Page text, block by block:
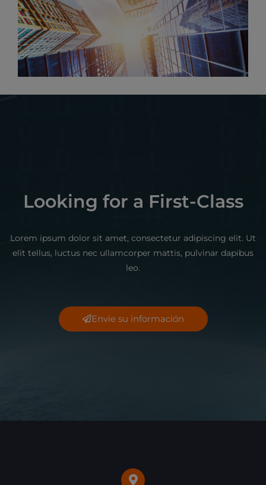
Looking for a First-Class
Lorem ipsum dolor sit amet, consectetur adipiscing elit. Ut
elit tellus, luctus nec ullamcorper mattis, pulvinar dapibus
leo.
Envie su información